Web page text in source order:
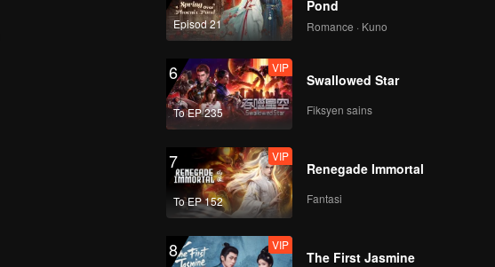
VIP
Episod 10(Bagian 3):
Semua pemain gugup
kejuaraan akan jatuh
ke rumah siapa?
VIP
《战至巅峰3》衍生-
《来场复盘局》EP10-第
VIP
《谁是峡谷垫底王？》
Episod 21
Pond
Romance · Kuno
6
To EP 235
VIP
Swallowed Star
Fiksyen sains
7
To EP 152
VIP
Renegade Immortal
Fantasi
8 VIP
The First Jasmine